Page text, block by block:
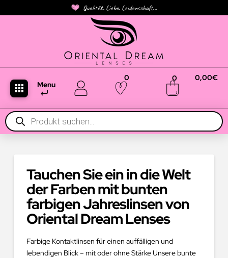
Qualität. Liebe. Leidenschaft...
Menu
0 0 0,00€
Products
search
Tauchen Sie ein in die Welt
der Farben mit bunten
farbigen Jahreslinsen von
Oriental Dream Lenses
Farbige Kontaktlinsen für einen auffälligen und
lebendigen Blick – mit oder ohne Stärke Unsere bunte